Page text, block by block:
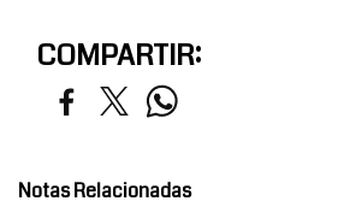
COMPARTIR:
Notas Relacionadas